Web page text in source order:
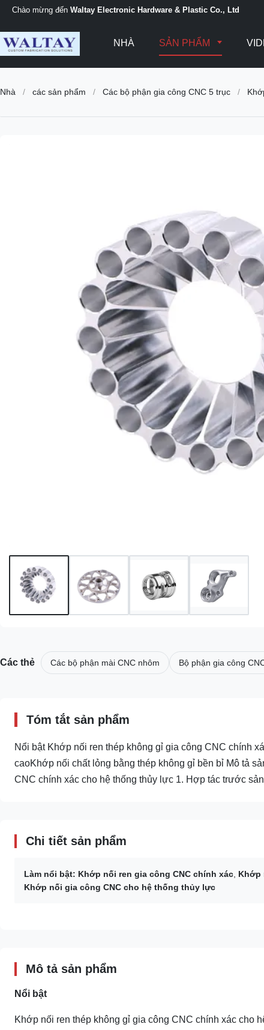
Chào mừng đến Waltay Electronic Hardware & Plastic Co., Ltd
NHÀ SẢN PHẨM
Nhà / các sản phẩm / Các bộ phận gia công CNC 5 trục /
Các thẻ Các bộ phận mài CNC nhôm Bộ phận gia công
Tóm tắt sản phẩm
Nổi bật Khớp nối ren thép không gỉ gia công CNC chính
caoKhớp nối chất lỏng bằng thép không gỉ bền bỉ Mô tả
CNC chính xác cho hệ thống thủy lực 1. Hợp tác trước
Chi tiết sản phẩm
Làm nổi bật: Khớp nối ren gia công CNC chính xác Khớp
Khớp nối gia công CNC cho hệ thống thủy lực
Mô tả sản phẩm
Nổi bật
Khớp nối ren thép không gỉ gia công CNC chính xác cho